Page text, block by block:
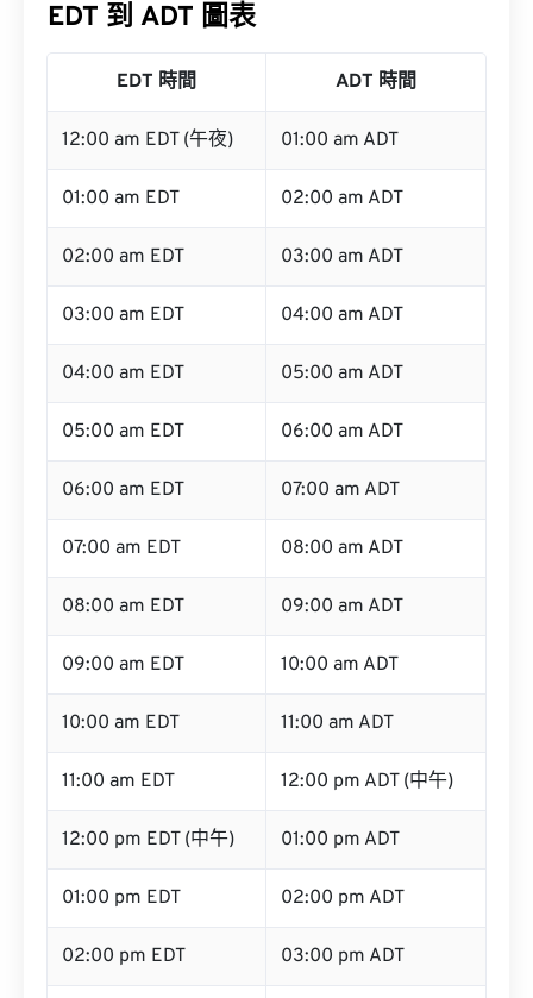
EDT 到 ADT 圖表
EDT 時間 ADT 時間
12:00 am EDT (午夜) 01:00 am ADT
01:00 am EDT 02:00 am ADT
02:00 am EDT 03:00 am ADT
03:00 am EDT 04:00 am ADT
04:00 am EDT 05:00 am ADT
05:00 am EDT 06:00 am ADT
06:00 am EDT 07:00 am ADT
07:00 am EDT 08:00 am ADT
08:00 am EDT 09:00 am ADT
09:00 am EDT 10:00 am ADT
10:00 am EDT 11:00 am ADT
11:00 am EDT 12:00 pm ADT (中午)
12:00 pm EDT (中午) 01:00 pm ADT
01:00 pm EDT 02:00 pm ADT
02:00 pm EDT 03:00 pm ADT